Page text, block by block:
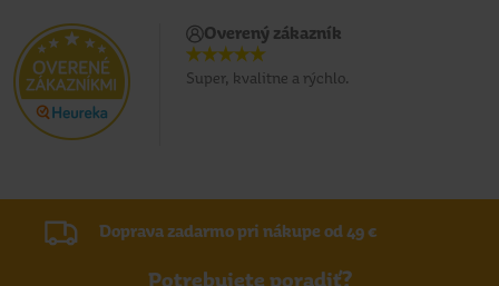
Overený zákazník
Super, kvalitne a rýchlo.
Doprava zadarmo pri nákupe od 49 €
Potrebujete poradiť?